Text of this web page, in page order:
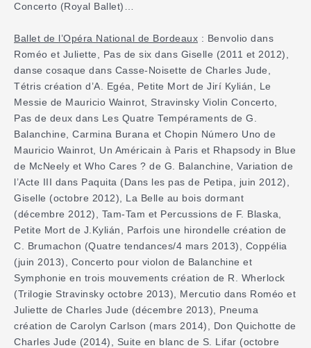
Concerto (Royal Ballet)…
Ballet de l’Opéra National de Bordeaux : Benvolio dans
Roméo et Juliette, Pas de six dans Giselle (2011 et 2012),
danse cosaque dans Casse-Noisette de Charles Jude,
Tétris création d’A. Egéa, Petite Mort de Jirí Kylián, Le
Messie de Mauricio Wainrot, Stravinsky Violin Concerto,
Pas de deux dans Les Quatre Tempéraments de G.
Balanchine, Carmina Burana et Chopin Número Uno de
Mauricio Wainrot, Un Américain à Paris et Rhapsody in Blue
de McNeely et Who Cares ? de G. Balanchine, Variation de
l’Acte III dans Paquita (Dans les pas de Petipa, juin 2012),
Giselle (octobre 2012), La Belle au bois dormant
(décembre 2012), Tam-Tam et Percussions de F. Blaska,
Petite Mort de J.Kylián, Parfois une hirondelle création de
C. Brumachon (Quatre tendances/4 mars 2013), Coppélia
(juin 2013), Concerto pour violon de Balanchine et
Symphonie en trois mouvements création de R. Wherlock
(Trilogie Stravinsky octobre 2013), Mercutio dans Roméo et
Juliette de Charles Jude (décembre 2013), Pneuma
création de Carolyn Carlson (mars 2014), Don Quichotte de
Charles Jude (2014), Suite en blanc de S. Lifar (octobre